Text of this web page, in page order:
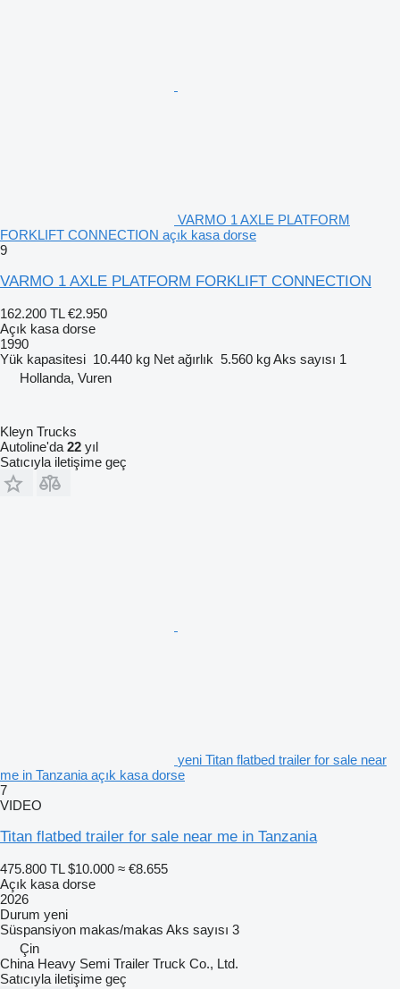
VARMO 1 AXLE PLATFORM
FORKLIFT CONNECTION açık kasa dorse
9
VARMO 1 AXLE PLATFORM FORKLIFT CONNECTION
162.200 TL €2.950
Açık kasa dorse
1990
Yük kapasitesi 10.440 kg Net ağırlık 5.560 kgAks sayısı 1
Hollanda, Vuren
Kleyn Trucks
Autoline'da 22 yıl
Satıcıyla iletişime geç
yeni Titan flatbed trailer for sale near
me in Tanzania açık kasa dorse
7
VIDEO
Titan flatbed trailer for sale near me in Tanzania
475.800 TL $10.000 ≈ €8.655
Açık kasa dorse
2026
Durum yeni
Süspansiyon makas/makas Aks sayısı 3
Çin
China Heavy Semi Trailer Truck Co., Ltd.
Satıcıyla iletişime geç